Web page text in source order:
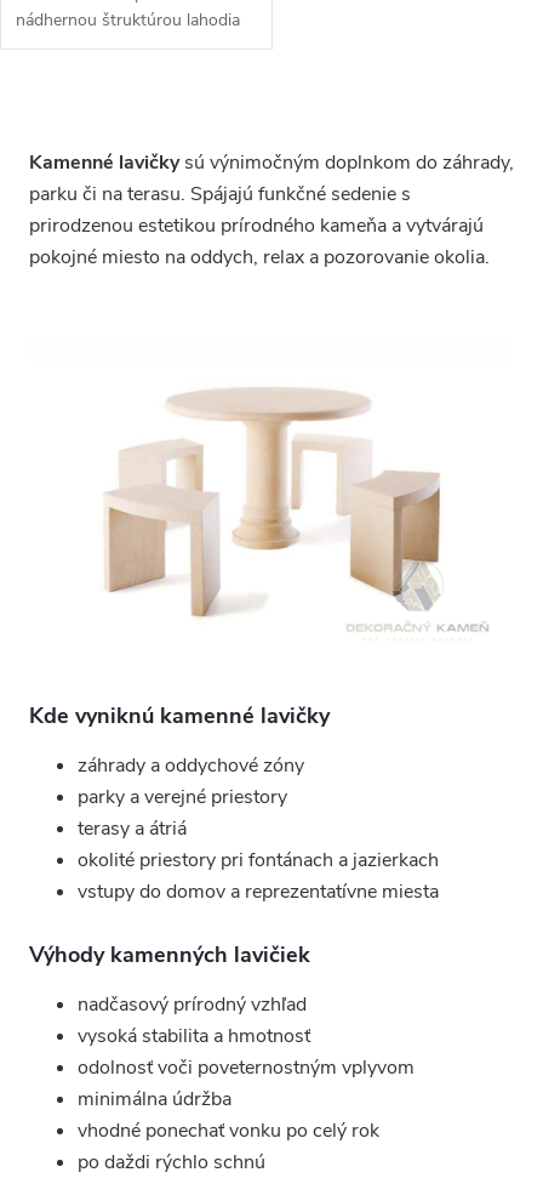
nádhernou štruktúrou lahodia
oku v interiéri a exteriéri.
Kamenné lavičkysú výnimočným doplnkom do záhrady,
parku či na terasu. Spájajú funkčné sedenie s
prirodzenou estetikou prírodného kameňa a vytvárajú
pokojné miesto na oddych, relax a pozorovanie okolia.
Kde vyniknú kamenné lavičky
záhrady a oddychové zóny
parky a verejné priestory
terasy a átriá
okolité priestory pri fontánach a jazierkach
vstupy do domov a reprezentatívne miesta
Výhody kamenných lavičiek
nadčasový prírodný vzhľad
vysoká stabilita a hmotnosť
odolnosť voči poveternostným vplyvom
minimálna údržba
vhodné ponechať vonku po celý rok
po daždi rýchlo schnú